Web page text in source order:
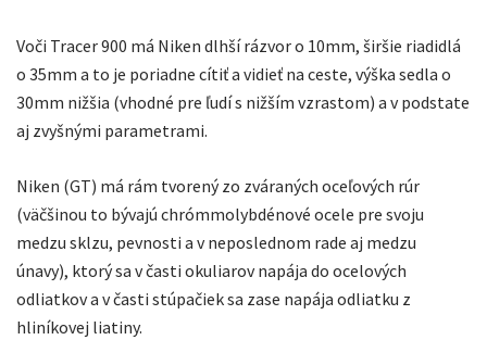
Voči Tracer 900 má Niken dlhší rázvor o 10mm, širšie riadidlá
o 35mm a to je poriadne cítiť a vidieť na ceste, výška sedla o
30mm nižšia (vhodné pre ľudí s nižším vzrastom) a v podstate
aj zvyšnými parametrami.
Niken (GT) má rám tvorený zo zváraných oceľových rúr
(väčšinou to bývajú chrómmolybdénové ocele pre svoju
medzu sklzu, pevnosti a v neposlednom rade aj medzu
únavy), ktorý sa v časti okuliarov napája do ocelových
odliatkov a v časti stúpačiek sa zase napája odliatku z
hliníkovej liatiny.